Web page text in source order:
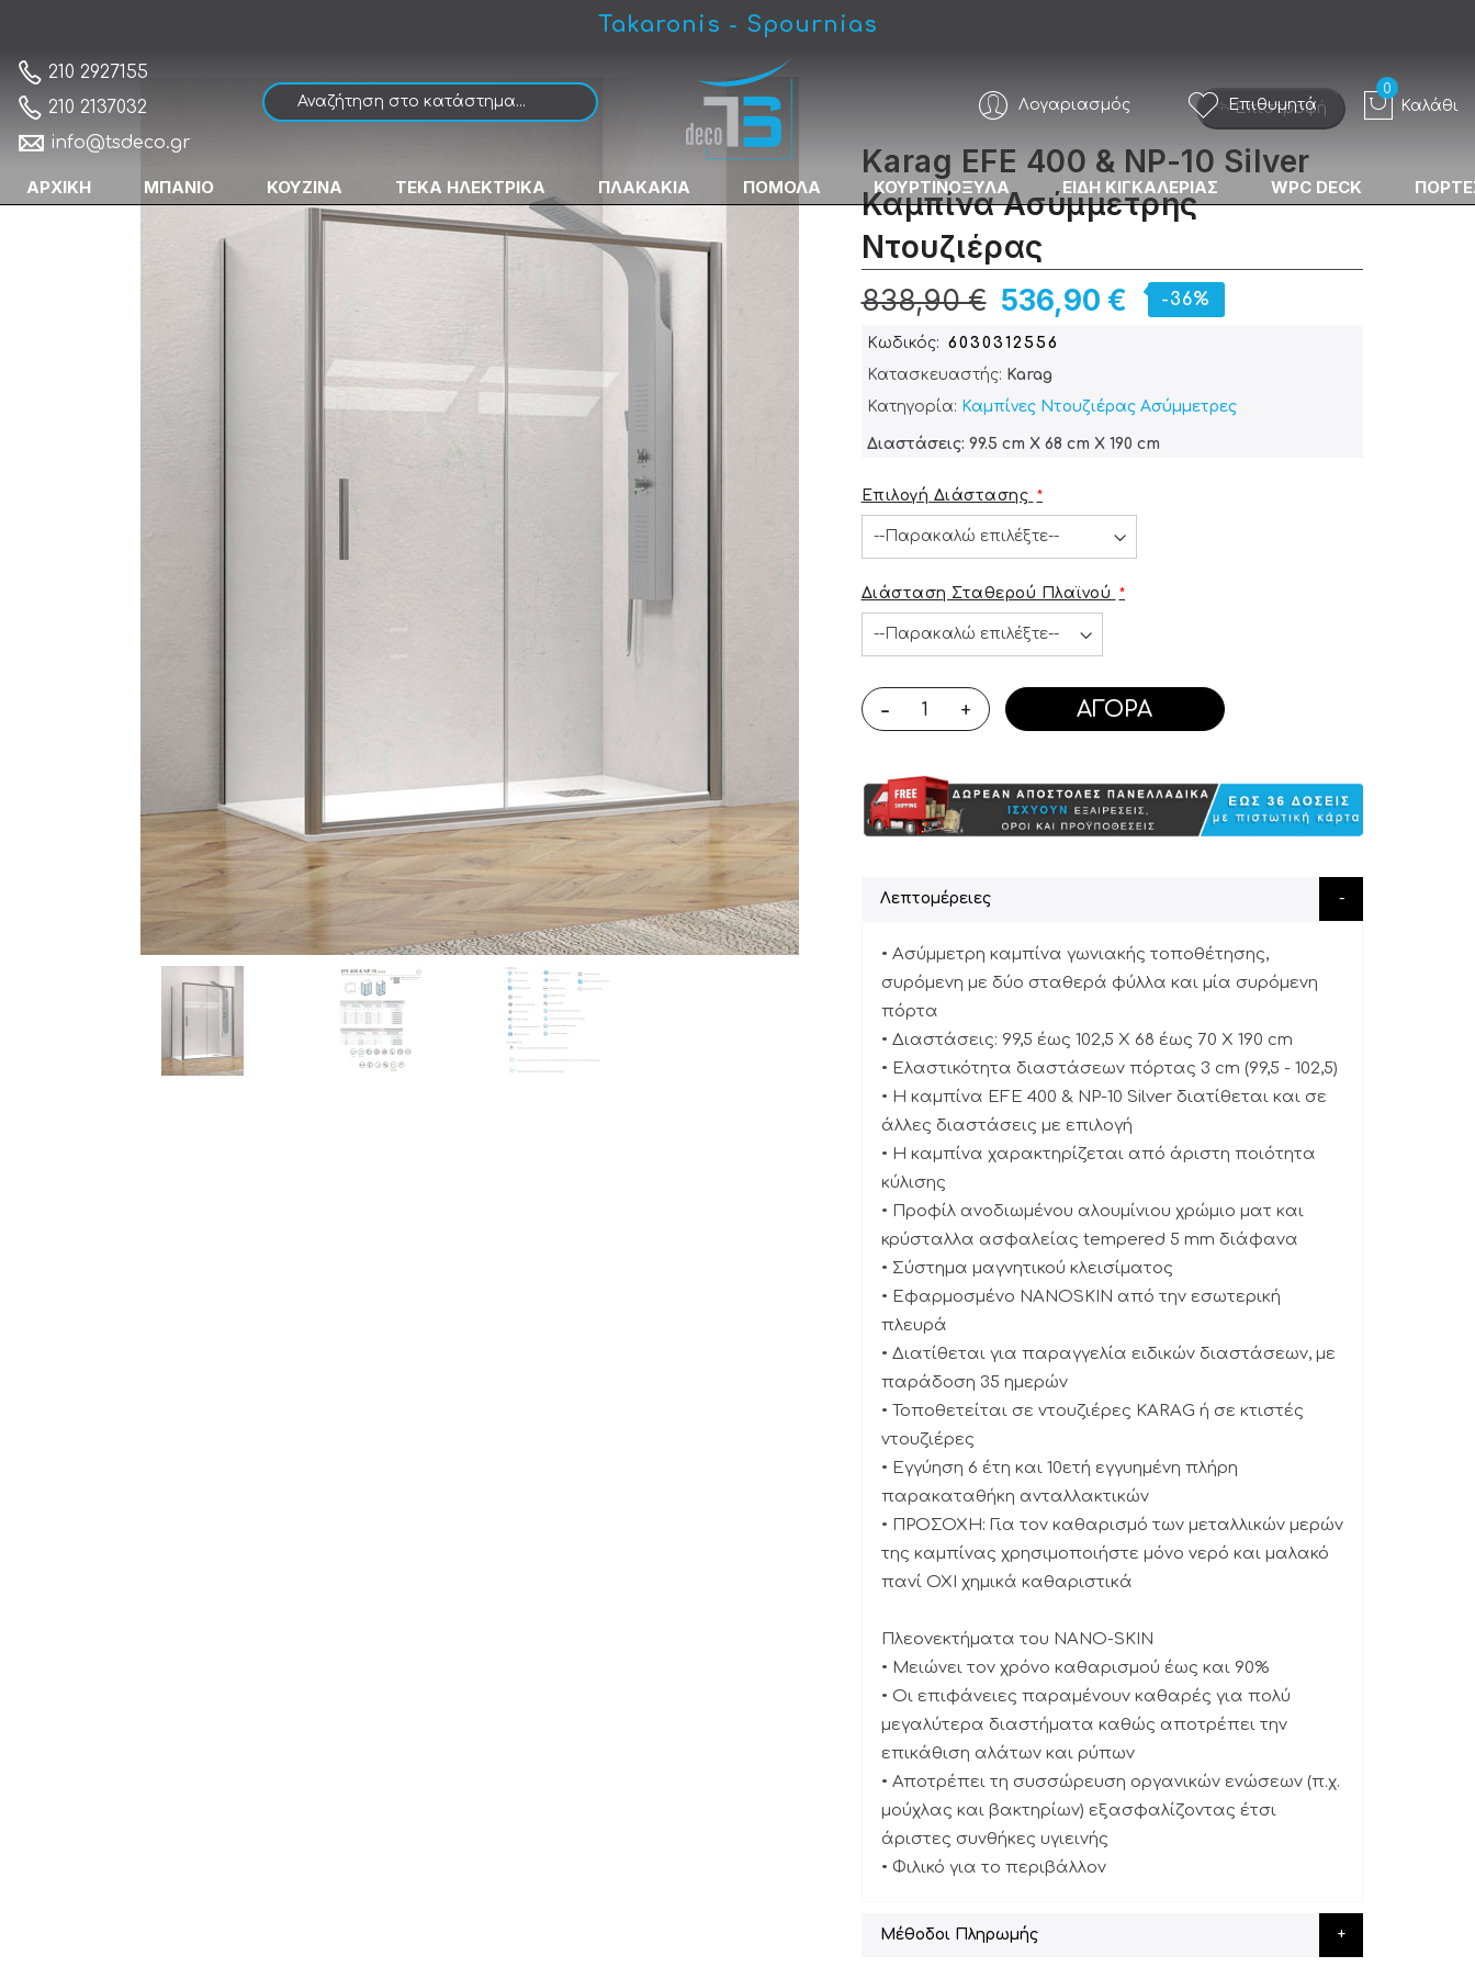
Takaronis - Spournias
210 2927155
210 2137032
info@tsdeco.gr
Λογαριασμός Επιθυμητά Καλάθι
ΑΡΧΙΚΗ ΜΠΑΝΙΟ ΚΟΥΖΙΝΑ ΤΕΚΑ ΗΛΕΚΤΡΙΚΑ ΠΛΑΚΑΚΙΑ ΠΟΜΟΛΑ ΚΟΥΡΤΙΝΟΞΥΛΑ ΕΙΔΗ ΚΙΓΚΑΛΕΡΙΑΣ WPC DECK
Karag EFE 400 & NP-10 Silver Καμπίνα Ασύμμετρης Ντουζιέρας
Επιστροφή
Karag EFE 400 & NP-10 Silver
Καμπίνα Ασύμμετρης
Ντουζιέρας
536,90 €
838,90 € -36%
Κωδικός
6030312556
Κατασκευαστής: Karag
Κατηγορία: Καμπίνες Ντουζιέρας Ασύμμετρες
Διαστάσεις: 99.5 cm X 68 cm X 190 cm
Επιλογή Διάστασης
Διάσταση Σταθερού Πλαϊνού
- + ΑΓΟΡΆ
Λεπτομέρειες
• Ασύμμετρη καμπίνα γωνιακής τοποθέτησης,
συρόμενη με δύο σταθερά φύλλα και μία συρόμενη
πόρτα
• Διαστάσεις: 99,5 έως 102,5 Χ 68 έως 70 Χ 190 cm
• Ελαστικότητα διαστάσεων πόρτας 3 cm (99,5 - 102,5)
• Η καμπίνα EFE 400 & NP-10 Silver διατίθεται και σε
άλλες διαστάσεις με επιλογή
• Η καμπίνα χαρακτηρίζεται από άριστη ποιότητα
κύλισης
• Προφίλ ανοδιωμένου αλουμίνιου χρώμιο ματ και
κρύσταλλα ασφαλείας tempered 5 mm διάφανα
• Σύστημα μαγνητικού κλεισίματος
• Εφαρμοσμένο NANOSKIN από την εσωτερική
πλευρά
• Διατίθεται για παραγγελία ειδικών διαστάσεων, με
παράδοση 35 ημερών
• Τοποθετείται σε ντουζιέρες KARAG ή σε κτιστές
ντουζιέρες
• Εγγύηση 6 έτη και 10ετή εγγυημένη πλήρη
παρακαταθήκη ανταλλακτικών
• ΠΡΟΣΟΧΗ: Για τον καθαρισμό των μεταλλικών μερών
της καμπίνας χρησιμοποιήστε μόνο νερό και μαλακό
πανί ΟΧΙ χημικά καθαριστικά
Πλεονεκτήματα του NANO-SKIN
• Μειώνει τον χρόνο καθαρισμού έως και 90%
• Οι επιφάνειες παραμένουν καθαρές για πολύ
μεγαλύτερα διαστήματα καθώς αποτρέπει την
επικάθιση αλάτων και ρύπων
• Αποτρέπει τη συσσώρευση οργανικών ενώσεων (π.χ.
μούχλας και βακτηρίων) εξασφαλίζοντας έτσι
άριστες συνθήκες υγιεινής
• Φιλικό για το περιβάλλον
Μέθοδοι Πληρωμής